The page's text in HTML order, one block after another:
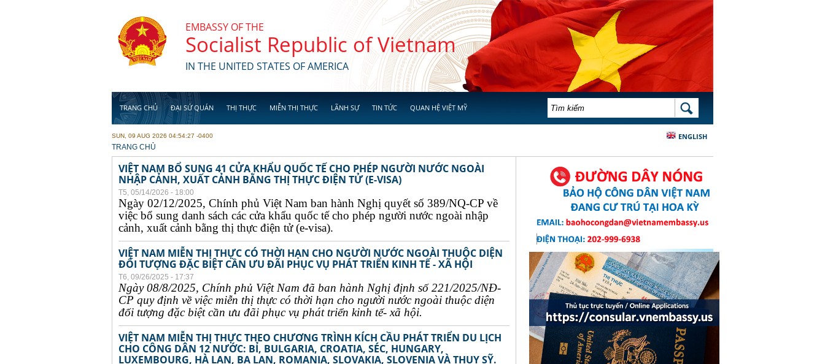
EMBASSY OF THE
Socialist Republic of Vietnam
IN THE UNITED STATES OF AMERICA
TRANG CHỦ ĐẠI SỨ QUÁN THỊ THỰC MIỄN THỊ THỰC LÃNH SỰ TIN TỨC QUAN HỆ VIỆT MỸ BIỂU MẪU TÌM KIẾM TÌM KIẾM
ENGLISH
SUN, 09 AUG 2026 04:54:27 -0400
YOU ARE HERE
TRANG CHỦ
VIỆT NAM BỔ SUNG 41 CỬA KHẨU QUỐC TẾ CHO PHÉP NGƯỜI NƯỚC NGOÀI
NHẬP CẢNH, XUẤT CẢNH BẰNG THỊ THỰC ĐIỆN TỬ (E-VISA)
T5, 05/14/2026 - 18:00
Ngày 02/12/2025, Chính phủ Việt Nam ban hành Nghị quyết số 389/NQ-CP về
việc bổ sung danh sách các cửa khẩu quốc tế cho phép người nước ngoài nhập
cảnh, xuất cảnh bằng thị thực điện tử (e-visa).
VIỆT NAM MIỄN THỊ THỰC CÓ THỜI HẠN CHO NGƯỜI NƯỚC NGOÀI THUỘC DIỆN
ĐỐI TƯỢNG ĐẶC BIỆT CẦN ƯU ĐÃI PHỤC VỤ PHÁT TRIỂN KINH TẾ - XÃ HỘI
T6, 09/26/2025 - 17:37
Ngày 08/8/2025, Chính phủ Việt Nam đã ban hành Nghị định số 221/2025/NĐ-
CP quy định về việc miễn thị thực có thời hạn cho người nước ngoài thuộc diện
đối tượng đặc biệt cần ưu đãi phục vụ phát triển kinh tế- xã hội.
VIỆT NAM MIỄN THỊ THỰC THEO CHƯƠNG TRÌNH KÍCH CẦU PHÁT TRIỂN DU LỊCH
CHO CÔNG DÂN 12 NƯỚC: BỈ, BULGARIA, CROATIA, SÉC, HUNGARY,
LUXEMBOURG, HÀ LAN, BA LAN, ROMANIA, SLOVAKIA, SLOVENIA VÀ THỤY SỸ.